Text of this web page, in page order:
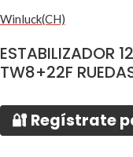
Winluck(CH)
ESTABILIZADOR
TW8+22F
🔐 Regístrate